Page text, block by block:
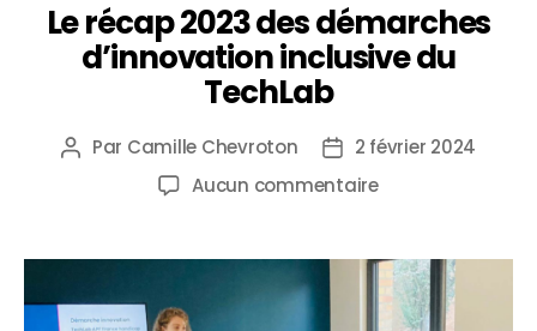
Le récap 2023 des démarches
d’innovation inclusive du
TechLab
Par Camille Chevroton
2 février 2024
Aucun commentaire